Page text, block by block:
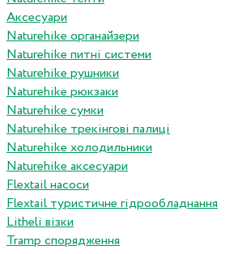
Аксесуари
Naturehike органайзери
Naturehike питні системи
Naturehike рушники
Naturehike рюкзаки
Naturehike сумки
Naturehike трекінгові палиці
Naturehike холодильники
Naturehike аксесуари
Flextail насоси
Flextail туристичне гідрообладнання
Litheli візки
Tramp спорядження